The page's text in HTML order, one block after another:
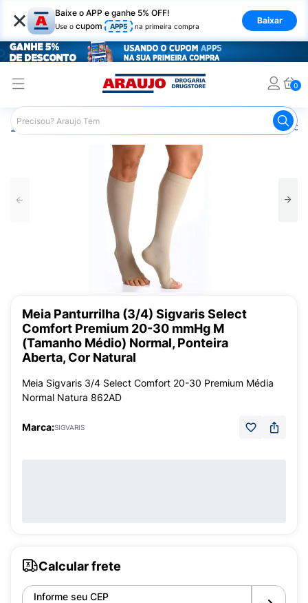
× Baixe o APP e ganhe 5% OFF!
Use o cupom APP5 na primeira compra
Baixar
0
Araujo Saúde e Bem Estar Meia de
Meia Panturrilha (3/4) Sigvaris Select
Comfort Premium 20-30 mmHg M
(Tamanho Médio) Normal, Ponteira
Aberta, Cor Natural
Meia Sigvaris 3/4 Select Comfort 20-30 Premium Média
Normal Natura 862AD
Marca:SIGVARIS
Calcular frete
Informe seu CEP